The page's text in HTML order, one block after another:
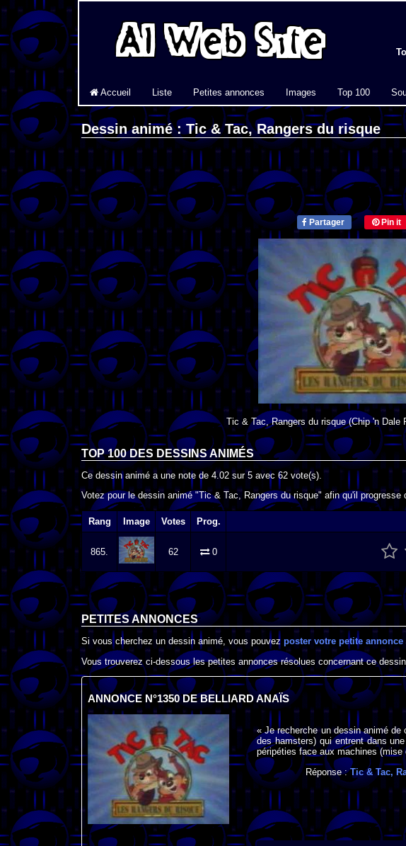
Accueil Liste Petites annonces Images Top 100
Dessin animé : Tic & Tac, Rangers du risque
Partager Pin it
Tic & Tac, Rangers du risque(Chip 'n Dale
TOP 100 DES DESSINS ANIMÉS
Ce dessin animé a une note de 4.02 sur5 avec 62 vote(s).
Votez pour le dessin animé "Tic & Tac, Rangers du risque" afin qu'il progresse
Rang Image Votes Prog.
865. 62 0
PETITES ANNONCES
Si vous cherchez un dessin animé, vous pouvez poster votre petite annonce
Vous trouverez ci-dessous les petites annonces résolues concernant ce
ANNONCE N°1350 DE BELLIARD ANAÏS
« Je recherche un dessin animé de
des hamsters) qui entrent dans
péripéties face aux machines
Réponse :Tic & Tac,